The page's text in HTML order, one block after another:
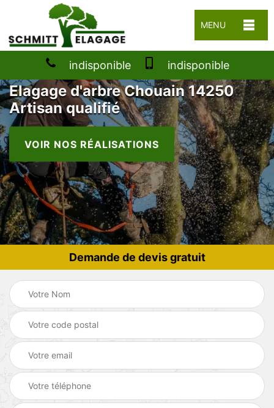
MENU
indisponible indisponible
Elagage d'arbre Chouain 14250
Artisan qualifié
VOIR NOS RÉALISATIONS
Demande de devis gratuit